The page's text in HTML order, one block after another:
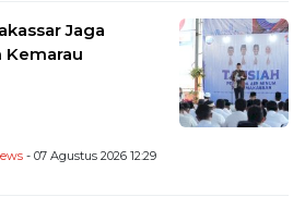
Jaga
Kemarau
- 07 Agustus 2026 12:29